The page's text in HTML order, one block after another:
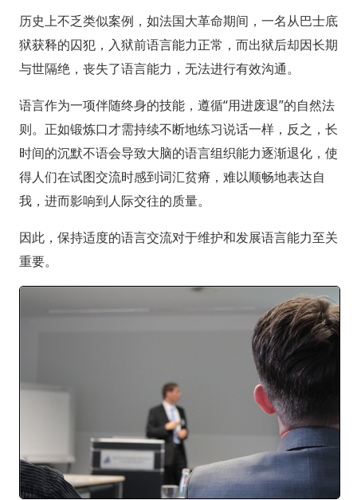
历史上不乏类似案例，如法国大革命期间，一名从巴士底
狱获释的囚犯，入狱前语言能力正常，而出狱后却因长期
与世隔绝，丧失了语言能力，无法进行有效沟通。
语言作为一项伴随终身的技能，遵循“用进废退”的自然法
则。正如锻炼口才需持续不断地练习说话一样，反之，长
时间的沉默不语会导致大脑的语言组织能力逐渐退化，使
得人们在试图交流时感到词汇贫瘠，难以顺畅地表达自
我，进而影响到人际交往的质量。
因此，保持适度的语言交流对于维护和发展语言能力至关
重要。